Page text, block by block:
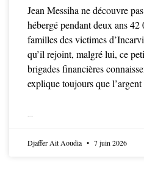
Jean Messiha ne découvre
hébergé pendant deux ans 42
familles des victimes
qu’il rejoint, malgré lui, ce
brigades financières
explique toujours que
Djaffer Ait Aoudia 7 juin 2026